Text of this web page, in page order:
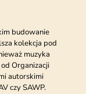
budowanie
kolekcja pod
muzyka
Organizacji
autorskimi
czy SAWP.